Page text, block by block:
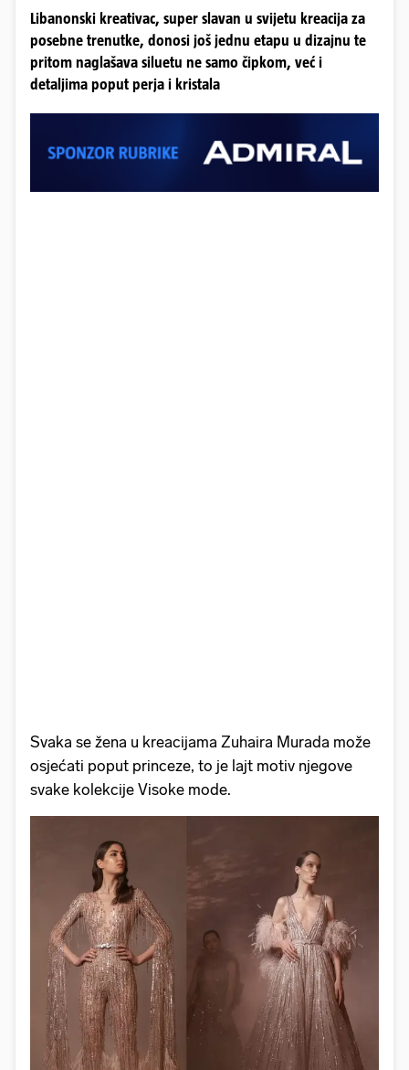
Libanonski kreativac, super slavan u svijetu kreacija za
posebne trenutke, donosi još jednu etapu u dizajnu te
pritom naglašava siluetu ne samo čipkom, već i
detaljima poput perja i kristala
Svaka se žena u kreacijama Zuhaira Murada može
osjećati poput princeze, to je lajt motiv njegove
svake kolekcije Visoke mode.